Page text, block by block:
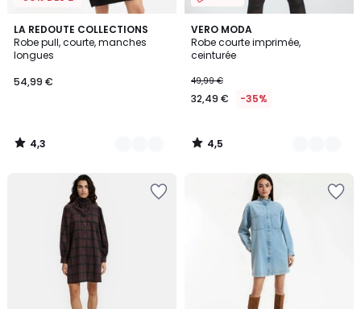
LA REDOUTE COLLECTIONS
Robe pull, courte, manches
longues
54,99 €
4,3
/ 5
2
Couleurs
4,3
/
VERO MODA
Robe courte imprimée,
ceinturée
49,99 €
32,49 € -35%
4,5
/ 5
2
Couleurs
4,5
/